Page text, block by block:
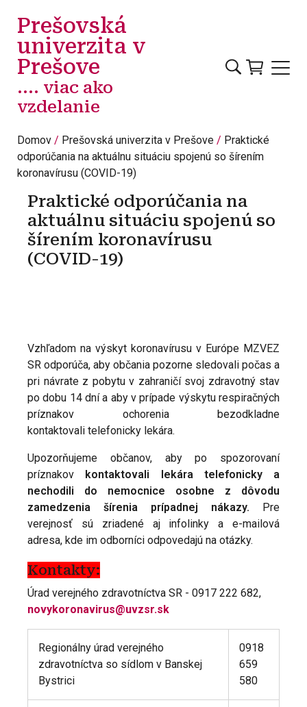
Prešovská
univerzita v
Prešove
.... viac ako
vzdelanie
Domov Prešovská univerzita v Prešove
Praktické
odporúčania na aktuálnu situáciu spojenú so šírením
koronavírusu (COVID-19)
Praktické odporúčania na
aktuálnu situáciu spojenú so
šírením koronavírusu
(COVID-19)
Vzhľadom na výskyt koronavírusu v Európe MZVEZ
SR odporúča, aby občania pozorne sledovali počas a
pri návrate z pobytu v zahraničí svoj zdravotný stav
po dobu 14 dní a aby v prípade výskytu respiračných
príznakov ochorenia bezodkladne
kontaktovali telefonicky lekára.
Upozorňujeme občanov, aby po spozorovaní
príznakov kontaktovali lekára telefonicky a
nechodili do nemocnice osobne z dôvodu
zamedzenia šírenia prípadnej nákazy. Pre
verejnosť sú zriadené aj infolinky a e-mailová
adresa, kde im odborníci odpovedajú na otázky.
Kontakty:
Úrad verejného zdravotníctva SR - 0917 222 682,
novykoronavirus@uvzsr.sk
Regionálny úrad verejného
zdravotníctva so sídlom v Banskej
Bystrici
0918
659
580